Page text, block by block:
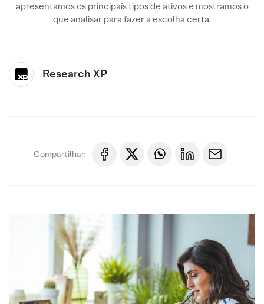
apresentamos os principais tipos de ativos e mostramos o
que analisar para fazer a escolha certa.
Research XP
Compartilhar: